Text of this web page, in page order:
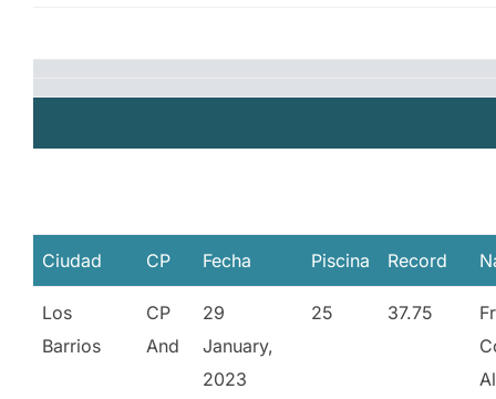
Ciudad CP Fecha Piscina Record
Los
Barrios
CP
And
29
January,
2023
25 37.75